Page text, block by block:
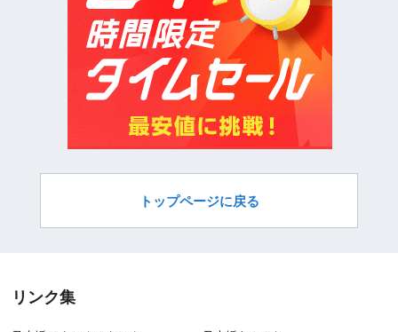
トップページに戻る
リンク集